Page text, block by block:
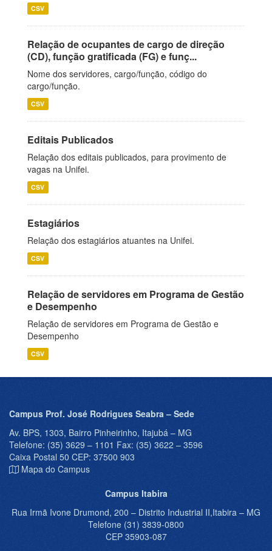
CSV
Relação de ocupantes de cargo de direção
(CD), função gratificada (FG) e funç...
Nome dos servidores, cargo/função, código do
cargo/função.
CSV
Editais Publicados
Relação dos editais publicados, para provimento de
vagas na Unifei.
CSV
Estagiários
Relação dos estagiários atuantes na Unifei.
CSV
Relação de servidores em Programa de Gestão
e Desempenho
Relação de servidores em Programa de Gestão e
Desempenho
CSV
Campus Prof. José Rodrigues Seabra – Sede
Av. BPS, 1303, Bairro Pinheirinho, Itajubá – MG
Telefone: (35) 3629 – 1101 Fax: (35) 3622 – 3596
Caixa Postal 50 CEP: 37500 903
Mapa do Campus
Campus Itabira
Rua Irmã Ivone Drumond, 200 – Distrito Industrial II,Itabira – MG
Telefone (31) 3839-0800
CEP 35903-087